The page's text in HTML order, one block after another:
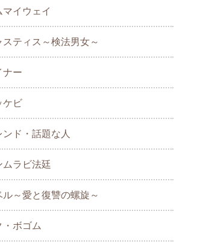
マイウェイ
スティス～検法男女～
ナー
ケビ
ンド・話題な人
ムラビ法廷
ル～愛と復讐の螺旋～
・ボゴム